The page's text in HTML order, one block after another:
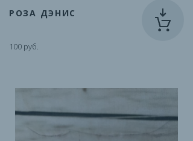
РОЗА ДЭНИС
100 руб.